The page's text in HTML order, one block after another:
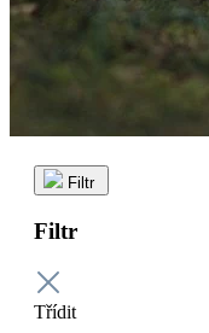
Filtr
Filtr
Třídit